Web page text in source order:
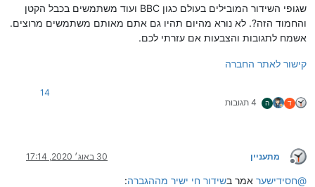
שגופי השידור המובילים בעולם כגון BBC ועוד משתמשים בכבל הקטן
והחמוד הזה?. לא נורא מהיום תהיו גם אתם מאותם משתמשים מרוצים.
אשמח לתגובות והצבעות אם עזרתי לכם.
קישור לאתר החברה
ד ה 4 תגובות
14
מנותק
מתעניין 30 באוג׳ 2020, 17:14
@חסידישער אמר בשידור חי ישיר מההגברה: